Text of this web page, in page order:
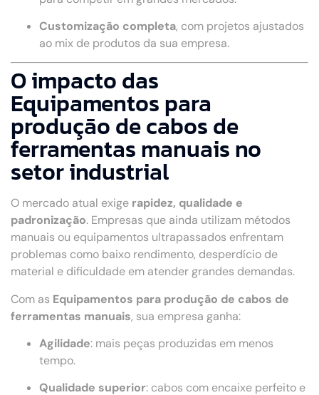
Customização completa, com projetos ajustados
ao mix de produtos da sua empresa.
O impacto das
Equipamentos para
produção de cabos de
ferramentas manuais no
setor industrial
O mercado atual exige rapidez, qualidade e
padronização. Empresas que ainda utilizam métodos
manuais ou equipamentos ultrapassados enfrentam
problemas como baixo rendimento, desperdício de
material e dificuldade em atender grandes demandas.
Com as Equipamentos para produção de cabos de
ferramentas manuais, sua empresa ganha:
Agilidade: mais peças produzidas em menos
tempo.
Qualidade superior: cabos com encaixe perfeito e